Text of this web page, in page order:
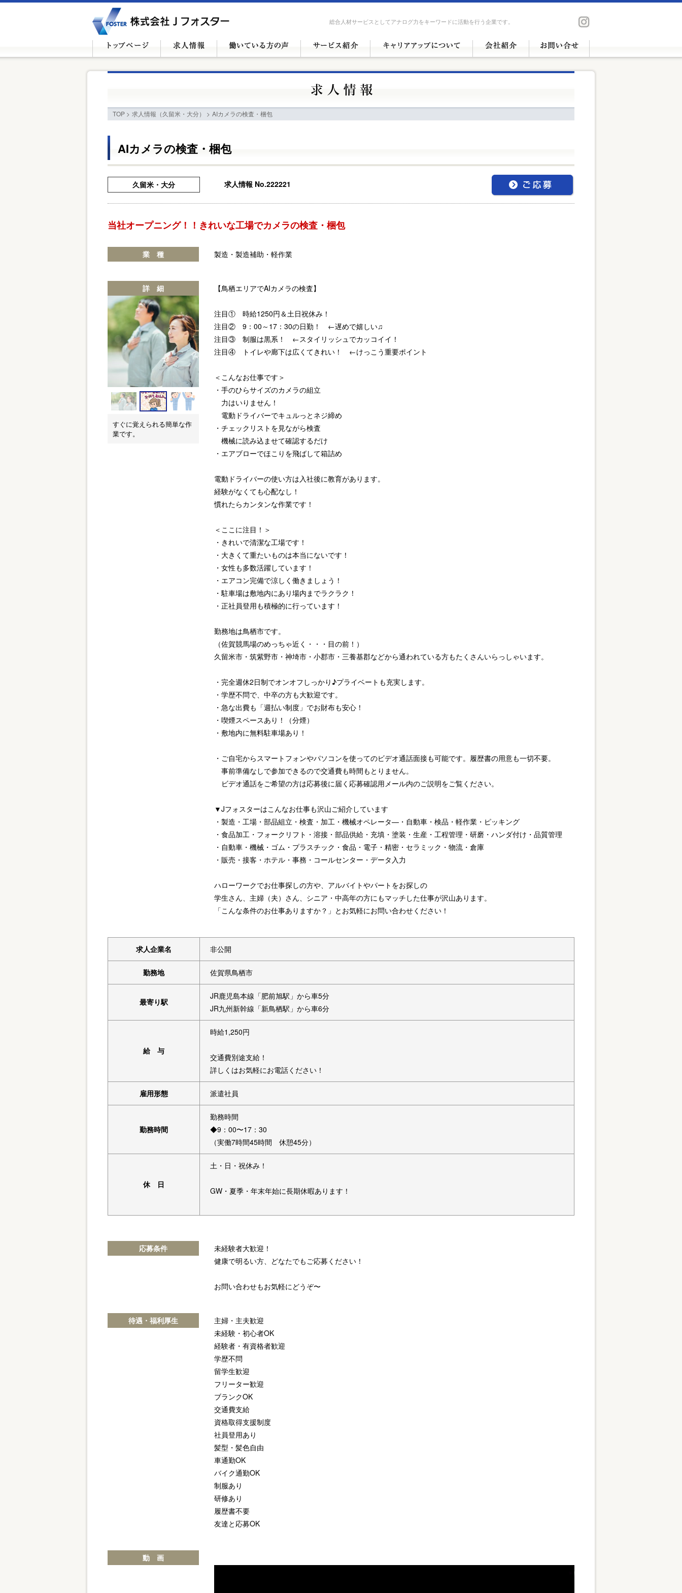
総合人材サービスとしてアナログ力をキーワードに活動を行う企業です。
TOP > 求人情報（久留米・大分） > AIカメラの検査・梱包
AIカメラの検査・梱包
久留米・大分 求人情報 No.222221
当社オープニング！！きれいな工場でカメラの検査・梱包
業 種 製造・製造補助・軽作業
詳 細
すぐに覚えられる簡単な作
業です。
【鳥栖エリアでAIカメラの検査】
注目① 時給1250円＆土日祝休み！
注目② 9：00～17：30の日勤！ ←遅めで嬉しい♫
注目③ 制服は黒系！ ←スタイリッシュでカッコイイ！
注目④ トイレや廊下は広くてきれい！ ←けっこう重要ポイント
＜こんなお仕事です＞
・手のひらサイズのカメラの組立
力はいりません！
電動ドライバーでキュルっとネジ締め
・チェックリストを見ながら検査
機械に読み込ませて確認するだけ
・エアブローでほこりを飛ばして箱詰め
電動ドライバーの使い方は入社後に教育があります。
経験がなくても心配なし！
慣れたらカンタンな作業です！
＜ここに注目！＞
・きれいで清潔な工場です！
・大きくて重たいものは本当にないです！
・女性も多数活躍しています！
・エアコン完備で涼しく働きましょう！
・駐車場は敷地内にあり場内までラクラク！
・正社員登用も積極的に行っています！
勤務地は鳥栖市です。
（佐賀競馬場のめっちゃ近く・・・目の前！）
久留米市・筑紫野市・神埼市・小郡市・三養基郡などから通われている方もたくさんいらっしゃいます。
・完全週休2日制でオンオフしっかり♪プライベートも充実します。
・学歴不問で、中卒の方も大歓迎です。
・急な出費も「週払い制度」でお財布も安心！
・喫煙スペースあり！（分煙）
・敷地内に無料駐車場あり！
・ご自宅からスマートフォンやパソコンを使ってのビデオ通話面接も可能です。履歴書の用意も一切不要。
事前準備なしで参加できるので交通費も時間もとりません。
ビデオ通話をご希望の方は応募後に届く応募確認用メール内のご説明をご覧ください。
▼Jフォスターはこんなお仕事も沢山ご紹介しています
・製造・工場・部品組立・検査・加工・機械オペレータ—・自動車・検品・軽作業・ピッキング
・食品加工・フォークリフト・溶接・部品供給・充填・塗装・生産・工程管理・研磨・ハンダ付け・品質管理
・自動車・機械・ゴム・プラスチック・食品・電子・精密・セラミック・物流・倉庫
・販売・接客・ホテル・事務・コールセンター・データ入力
ハローワークでお仕事探しの方や、アルバイトやパートをお探しの
学生さん、主婦（夫）さん、シニア・中高年の方にもマッチした仕事が沢山あります。
「こんな条件のお仕事ありますか？」とお気軽にお問い合わせください！
求人企業名 非公開
勤務地 佐賀県鳥栖市
最寄り駅
JR鹿児島本線「肥前旭駅」から車5分
JR九州新幹線「新鳥栖駅」から車6分
給 与
時給1,250円
交通費別途支給！
詳しくはお気軽にお電話ください！
雇用形態 派遣社員
勤務時間
勤務時間
◆9：00〜17：30
（実働7時間45時間 休憩45分）
休 日
土・日・祝休み！
GW・夏季・年末年始に長期休暇あります！
応募条件
未経験者大歓迎！
健康で明るい方、どなたでもご応募ください！
お問い合わせもお気軽にどうぞ〜
待遇・福利厚生
主婦・主夫歓迎
未経験・初心者OK
経験者・有資格者歓迎
学歴不問
留学生歓迎
フリーター歓迎
ブランクOK
交通費支給
資格取得支援制度
社員登用あり
髪型・髪色自由
車通勤OK
バイク通勤OK
制服あり
研修あり
履歴書不要
友達と応募OK
動 画